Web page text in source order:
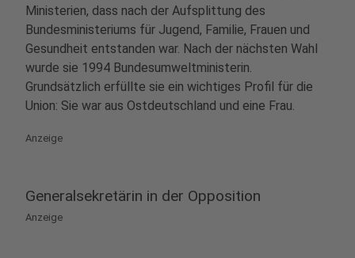
Ministerien, dass nach der Aufsplittung des
Bundesministeriums für Jugend, Familie, Frauen und
Gesundheit entstanden war. Nach der nächsten Wahl
wurde sie 1994 Bundesumweltministerin.
Grundsätzlich erfüllte sie ein wichtiges Profil für die
Union: Sie war aus Ostdeutschland und eine Frau.
Anzeige
Generalsekretärin in der Opposition
Anzeige